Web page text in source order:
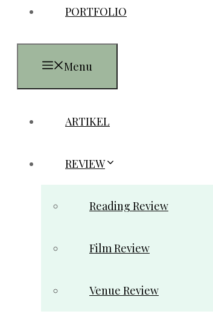
PORTFOLIO
Menu
ARTIKEL
REVIEW
Reading Review
Film Review
Venue Review